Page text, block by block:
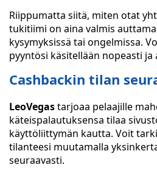
Riippumatta siitä, miten otat
tukitiimi on aina valmis
kysymyksissä tai ongelmissa.
pyyntösi käsitellään nopeasti
Cashbackin tilan
LeoVegastarjoaa pelaajille
käteispalautuksensa tilaa
käyttöliittymän kautta. Voit
tilanteesi muutamalla
seuraavasti.